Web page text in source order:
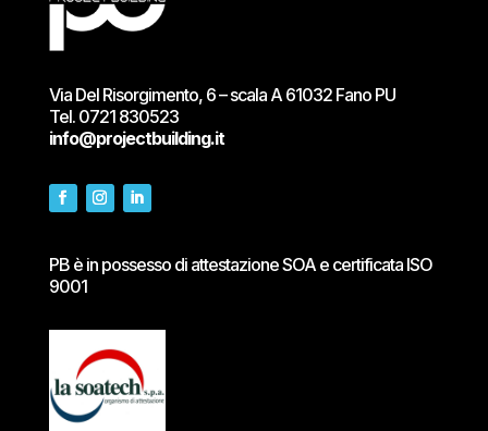
Via Del Risorgimento, 6 – scala A 61032 Fano PU
Tel. 0721 830523
info@projectbuilding.it
PB è in possesso di attestazione SOA e certificata ISO
9001